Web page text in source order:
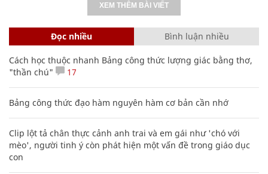
XEM THÊM BÀI VIẾT
Đọc nhiều Bình luận nhiều
Cách học thuộc nhanh Bảng công thức lượng giác bằng thơ,
"thần chú"
17
Bảng công thức đạo hàm nguyên hàm cơ bản cần nhớ
Clip lột tả chân thực cảnh anh trai và em gái như 'chó với
mèo', người tinh ý còn phát hiện một vấn đề trong giáo dục
con